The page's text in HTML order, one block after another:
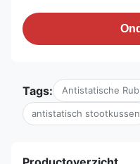
Tags: Antistatische
antistatisch stootkussen